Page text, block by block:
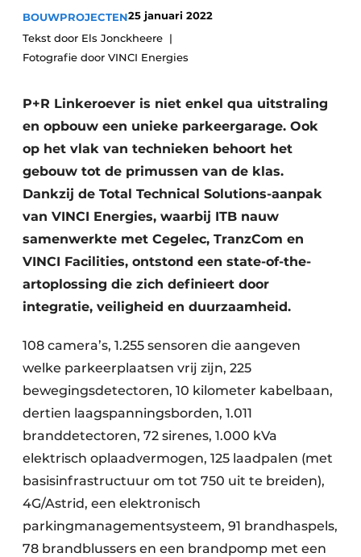
Vacature aanmelden
Vacatures
Aanmelden
Bedrijven
Bedrijven
Akoestiek
Brandveiligheid
BIM
Evenementen
Dak & Gevel
Houtbouw
HVAC
Keukens
Renovatie
Software
Toegangscontrole
Veiligheid & Opleiding
Zonwering
BOUWPROJECTEN25 januari 2022
Tekst door Els Jonckheere
Fotografie door VINCI Energies
P+R Linkeroever is niet enkel qua uitstraling
en opbouw een unieke parkeergarage. Ook
op het vlak van technieken behoort het
gebouw tot de primussen van de klas.
Dankzij de Total Technical Solutions-aanpak
van VINCI Energies, waarbij ITB nauw
samenwerkte met Cegelec, TranzCom en
VINCI Facilities, ontstond een state-of-the-
artoplossing die zich definieert door
integratie, veiligheid en duurzaamheid.
108 camera’s, 1.255 sensoren die aangeven
welke parkeerplaatsen vrij zijn, 225
bewegingsdetectoren, 10 kilometer kabelbaan,
dertien laagspanningsborden, 1.011
branddetectoren, 72 sirenes, 1.000 kVa
elektrisch oplaadvermogen, 125 laadpalen (met
basisinfrastructuur om tot 750 uit te breiden),
4G/Astrid, een elektronisch
parkingmanagementsysteem, 91 brandhaspels,
78 brandblussers en een brandpomp met een